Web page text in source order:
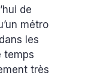
de
métro
les
temps
très